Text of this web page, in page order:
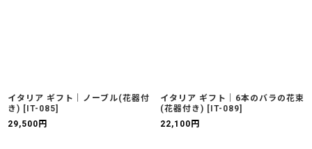
イタリア ギフト｜ノーブル(花器付
き) [ IT-085]
29,500 円
イタリア ギフト｜6本のバラの花束
(花器付き) [ IT-089]
22,100 円